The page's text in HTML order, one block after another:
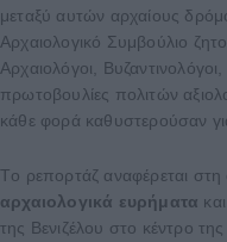
μεταξύ αυτών αρχαίους
Αρχαιολογικό Συμβούλιο
Αρχαιολόγοι,
πρωτοβουλίες πολιτών
κάθε φορά καθυστερούσαν
Tο ρεπορτάζ αναφέρεται στη
αρχαιολογικά ευρήματα
της Βενιζέλου στο κέντρο